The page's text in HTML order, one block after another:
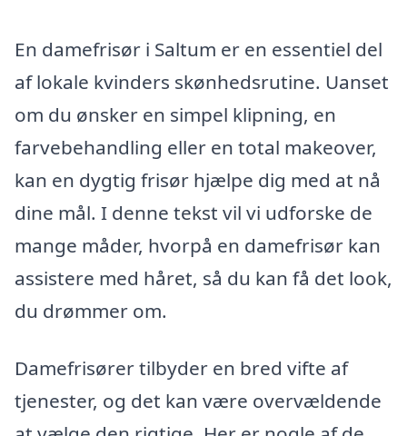
En damefrisør i Saltum er en essentiel del
af lokale kvinders skønhedsrutine. Uanset
om du ønsker en simpel klipning, en
farvebehandling eller en total makeover,
kan en dygtig frisør hjælpe dig med at nå
dine mål. I denne tekst vil vi udforske de
mange måder, hvorpå en damefrisør kan
assistere med håret, så du kan få det look,
du drømmer om.
Damefrisører tilbyder en bred vifte af
tjenester, og det kan være overvældende